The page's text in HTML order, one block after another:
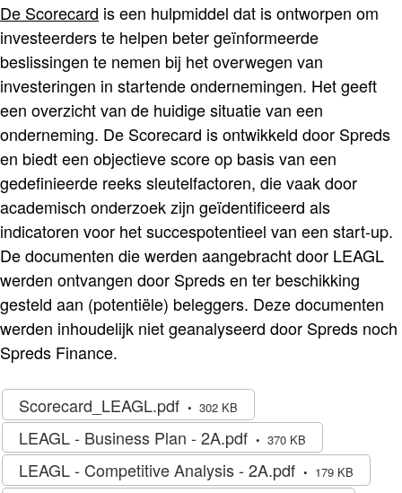
De Scorecard is een hulpmiddel dat is ontworpen om
investeerders te helpen beter geïnformeerde
beslissingen te nemen bij het overwegen van
investeringen in startende ondernemingen. Het geeft
een overzicht van de huidige situatie van een
onderneming. De Scorecard is ontwikkeld door Spreds
en biedt een objectieve score op basis van een
gedefinieerde reeks sleutelfactoren, die vaak door
academisch onderzoek zijn geïdentificeerd als
indicatoren voor het succespotentieel van een start-up.
De documenten die werden aangebracht door LEAGL
werden ontvangen door Spreds en ter beschikking
gesteld aan (potentiële) beleggers. Deze documenten
werden inhoudelijk niet geanalyseerd door Spreds noch
Spreds Finance.
Scorecard_LEAGL.pdf 302 KB
LEAGL - Business Plan - 2A.pdf 370 KB
LEAGL - Competitive Analysis - 2A.pdf 179 KB